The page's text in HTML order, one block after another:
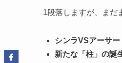
1段落しますが、まだ
シンラVSアーサー
新たな「柱」の誕